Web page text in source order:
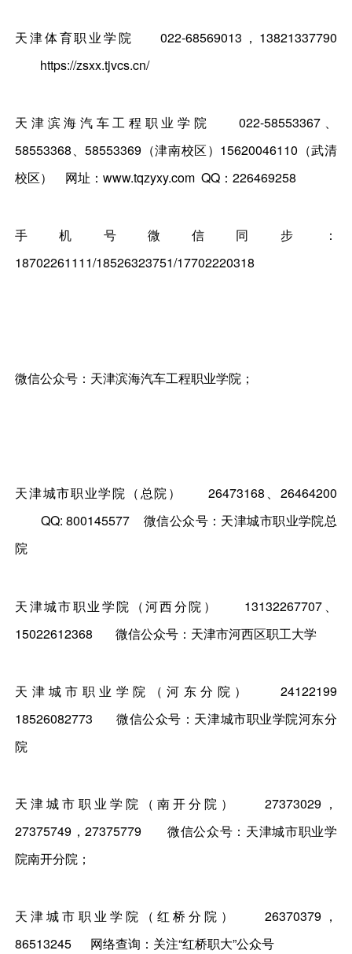
天津体育职业学院
022-68569013，13821337790
https://zsxx.tjvcs.cn/
天津滨海汽车工程职业学院
022-58553367、
58553368、58553369（津南校区）15620046110（武清
校区）
网址：www.tqzyxy.com QQ：226469258
手机号微信同步：
18702261111/18526323751/17702220318
微信公众号：天津滨海汽车工程职业学院；
天津城市职业学院（总院）
26473168、26464200
QQ: 800145577 微信公众号：天津城市职业学院总
院
天津城市职业学院（河西分院）
13132267707、
15022612368
微信公众号：天津市河西区职工大学
天津城市职业学院（河东分院）
24122199
18526082773
微信公众号：天津城市职业学院河东分
院
天津城市职业学院（南开分院）
27373029，
27375749，27375779
微信公众号：天津城市职业学
院南开分院；
天津城市职业学院（红桥分院）
26370379，
86513245
网络查询：关注“红桥职大”公众号